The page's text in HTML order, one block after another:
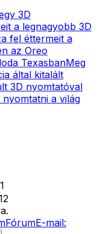
3D
a legnagyobb 3D
fel éttermeit a
az Oreo
TexasbanMeg
által kitalált
3D nyomtatóval
a világ
1
FórumE-mail: